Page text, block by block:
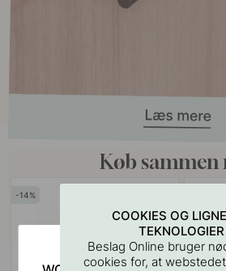
Køb sammen
14
POPULAR
COOKIES OG
TEKNOLOGIER
Beslag Online bruger
cookies for, at